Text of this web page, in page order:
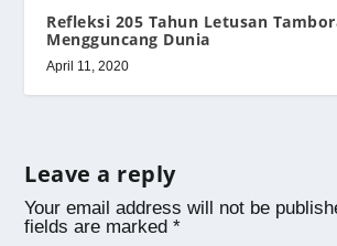
Refleksi 205 Tahun Letusan
Mengguncang Dunia
April 11, 2020
Leave a reply
Your email address will not be
fields are marked*